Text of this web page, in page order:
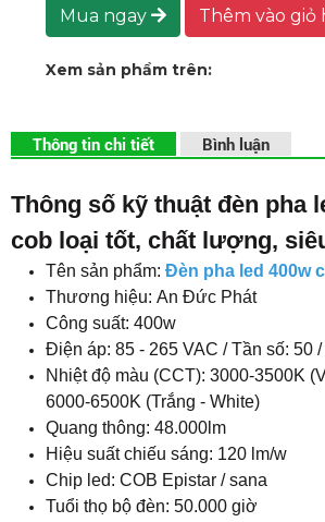
Mua ngay Thêm vào
Xem sản phẩm trên:
Thông tin chi tiết Bình luận
Thông số kỹ thuật đèn pha
cob loại tốt, chất lượng,
Tên sản phẩm: Đèn pha led 400w
Thương hiệu: An Đức Phát
Công suất: 400w
Điện áp: 85 - 265 VAC / Tần số: 50 /
Nhiệt độ màu (CCT): 3000-3500K
6000-6500K (Trắng - White)
Quang thông: 48.000lm
Hiệu suất chiếu sáng: 120 lm/w
Chip led: COB Epistar / sana
Tuổi thọ bộ đèn: 50.000 giờ